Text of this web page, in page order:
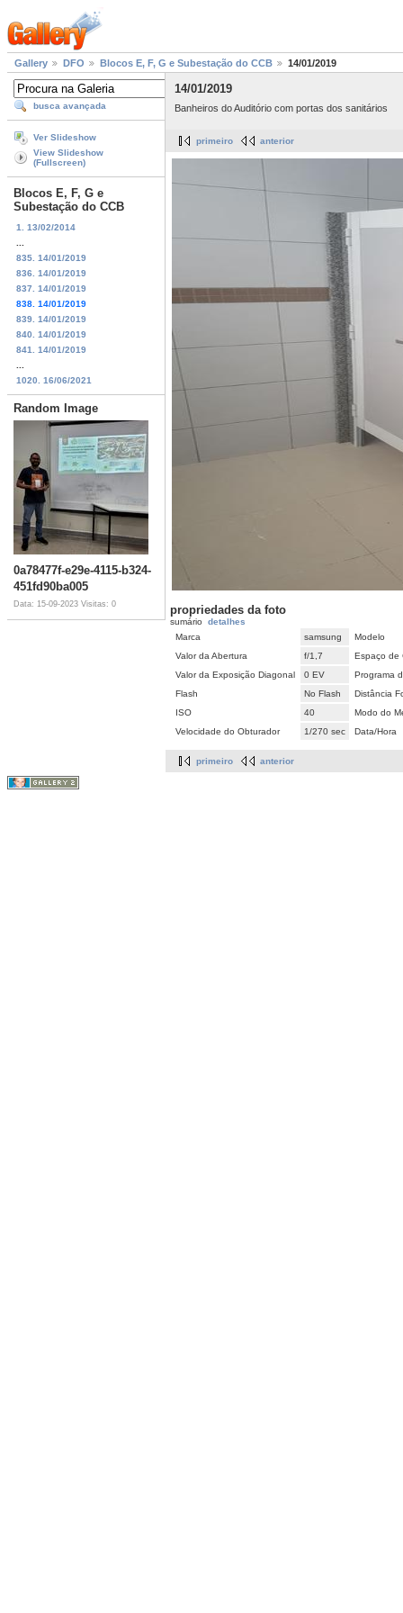
Gallery DFO Blocos E, F, G e Subestação do CCB 14/01/2019
busca avançada
Ver Slideshow
View Slideshow
(Fullscreen)
Blocos E, F, G e
Subestação do CCB
1. 13/02/2014
835. 14/01/2019
836. 14/01/2019
837. 14/01/2019
838. 14/01/2019
839. 14/01/2019
840. 14/01/2019
841. 14/01/2019
1020. 16/06/2021
Random Image
0a78477f-e29e-4115-b324-
451fd90ba005
Data: 15-09-2023 Visitas: 0
14/01/2019
Banheiros do Auditório com portas dos sanitários
primeiro anterior
propriedades da foto
sumário detalhes
Marca
samsung
Modelo
Valor da Abertura
f/1,7
Espaço de
Valor da Exposição Diagonal
0 EV
Programa
Flash
No Flash
Distância
ISO
40
Modo do
Velocidade do Obturador
1/270 sec Data/Hora
primeiro anterior